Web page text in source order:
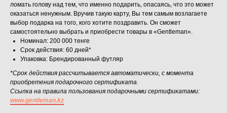
ломать голову над тем, что именно подарить, опасаясь, что это может
оказаться ненужным. Вручив такую карту, Вы тем самым возлагаете
выбор подарка на того, кого хотите поздравить. Он сможет
самостоятельно выбрать и приобрести товары в «Gentleman».
Номинал: 200 000 тенге
Срок действия: 60 дней*
Упаковка: Брендированный футляр
*Срок действия рассчитывается автоматически, с момента
приобретения подарочного сертификата.
Ссылка на правила пользования подарочными сертификатами:
www.gentleman.kz